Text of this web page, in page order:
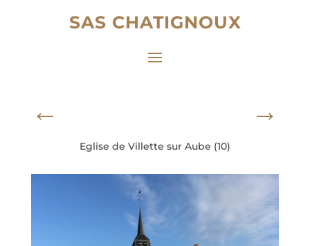
SAS CHATIGNOUX
← →
Eglise de Villette sur Aube (10)